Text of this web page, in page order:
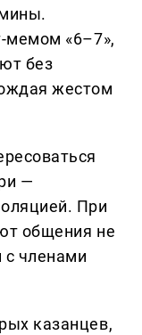
мемом «6–7»,
без
жестом
—
При
общения не
с членами
казанцев,